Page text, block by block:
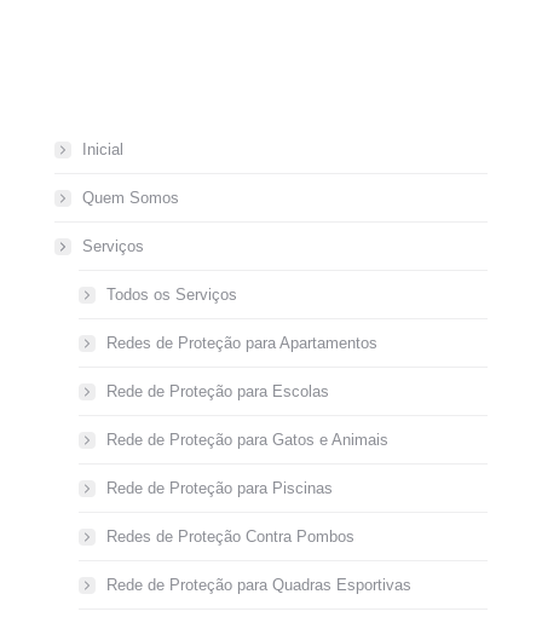
Inicial
Quem Somos
Serviços
Todos os Serviços
Redes de Proteção para Apartamentos
Rede de Proteção para Escolas
Rede de Proteção para Gatos e Animais
Rede de Proteção para Piscinas
Redes de Proteção Contra Pombos
Rede de Proteção para Quadras Esportivas